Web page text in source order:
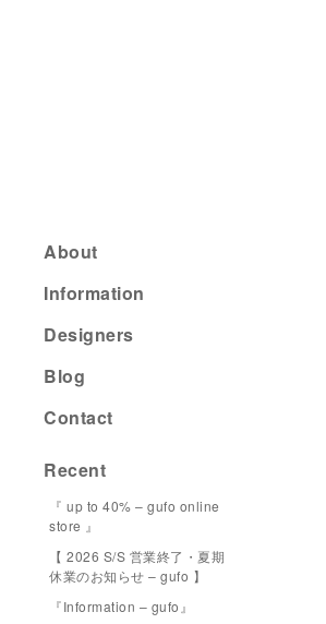
About
Information
Designers
Blog
Contact
Recent
『 up to 40% – gufo online
store 』
【 2026 S/S 営業終了・夏期
休業のお知らせ – gufo 】
『Information – gufo』